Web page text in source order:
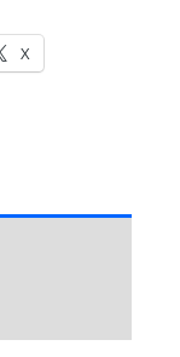
X